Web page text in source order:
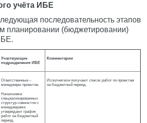
учёта ИБЕ
последовательность этапов
планировании (бюджетировании)
Участвующие
подразделения ИБЕ
Комментарии
Ответственные –
менеджеры проектов.
Начальники
специализированных
структур совместно с
менеджерами
утверждают график
работ на бюджетный
период.
Исполнители получают список работ по проектам
на бюджетный период.